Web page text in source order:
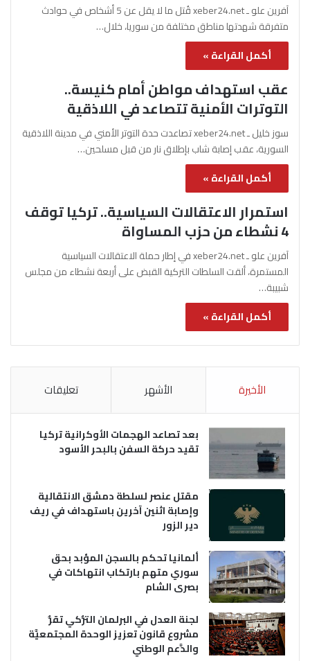
آفرين علو ـ xeber24.net قُتل ما لا يقل عن 5 أشخاص في حوادث
متفرقة شهدتها مناطق مختلفة من سوريا، خلال…
أكمل القراءة »
عقب استهداف مواطن أمام كنيسة..
التوترات الأمنية تتصاعد في اللاذقية
سوز خليل ـ xeber24.net تصاعدت حدة التوتر الأمني في مدينة اللاذقية
السورية، عقب إصابة شاب بإطلاق نار من قبل مسلحين…
أكمل القراءة »
استمرار الاعتقالات السياسية.. تركيا توقف
4 نشطاء من حزب المساواة
آفرين علو ـ xeber24.net في إطار حملة الاعتقالات السياسية
المستمرة، ألقت السلطات التركية القبض على أربعة نشطاء من مجلس
شبيبة…
أكمل القراءة »
الأخيرة الأشهر تعليقات
بعد تصاعد الهجمات الأوكرانية تركيا
تقيد حركة السفن بالبحر الأسود
مقتل عنصر لسلطة دمشق الانتقالية
وإصابة اثنين آخرين باستهداف في ريف
دير الزور
ألمانيا تحكم بالسجن المؤبد بحق
سوري متهم بارتكاب انتهاكات في
بصرى الشام
لجنة العدل في البرلمان التُّركي تقرُّ
مشروع قانون تعزيز الوحدة المجتمعيَّة
والدَّعم الوطني